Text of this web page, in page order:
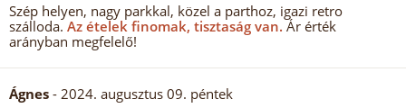
Szép helyen, nagy parkkal, közel a parthoz, igazi retro
szálloda. Az ételek finomak, tisztaság van. Ár érték
arányban megfelelő!
Ágnes - 2024. augusztus 09. péntek